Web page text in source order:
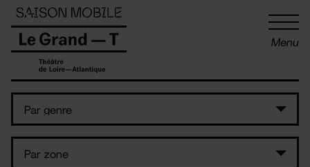
Menu
Panneau de gestion des cookies